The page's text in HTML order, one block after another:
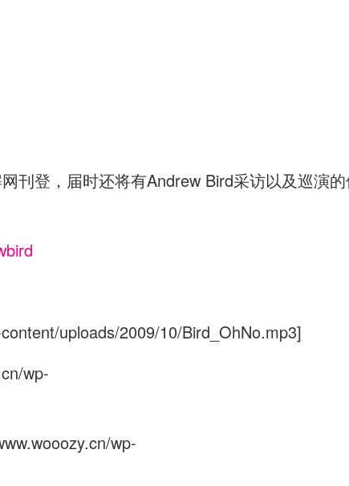
刊登，届时还将有Andrew Bird采访以及巡演
uploads/2009/10/Bird_OhNo.mp3]
wp-
wp-